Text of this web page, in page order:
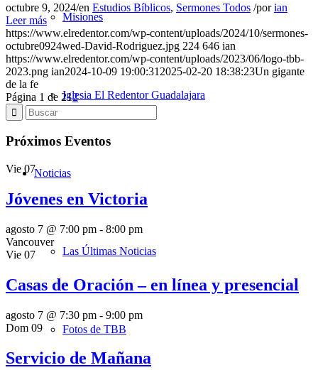
Misiones
Iglesia El Redentor Guadalajara
Noticias
Las Últimas Noticias
Fotos de TBB
octubre 9, 2024/en Estudios Bíblicos, Sermones Todos /porian
Leer más
https://www.elredentor.com/wp-content/uploads/2024/10/sermones-
octubre0924wed-David-Rodriguez.jpg 224 646 ian
https://www.elredentor.com/wp-content/uploads/2023/06/logo-tbb-
2023.png ian2024-10-09 19:00:31 2025-02-20 18:38:23Un gigante
de la fe
Página 1 de 212
Próximos Eventos
Vie 07
Jóvenes en Victoria
agosto 7 @ 7:00 pm - 8:00 pm
Vancouver
Vie 07
Casas de Oración – en línea y presencial
agosto 7 @ 7:30 pm - 9:00 pm
Dom 09
Servicio de Mañana